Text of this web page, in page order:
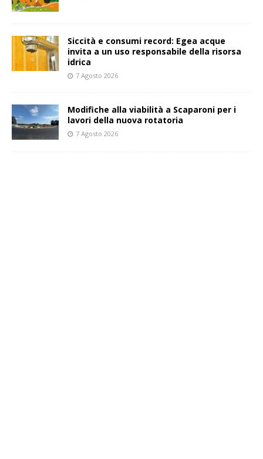
Siccità e consumi record: Egea acque
invita a un uso responsabile della risorsa
idrica
7 Agosto 2026
Modifiche alla viabilità a Scaparoni per i
lavori della nuova rotatoria
7 Agosto 2026